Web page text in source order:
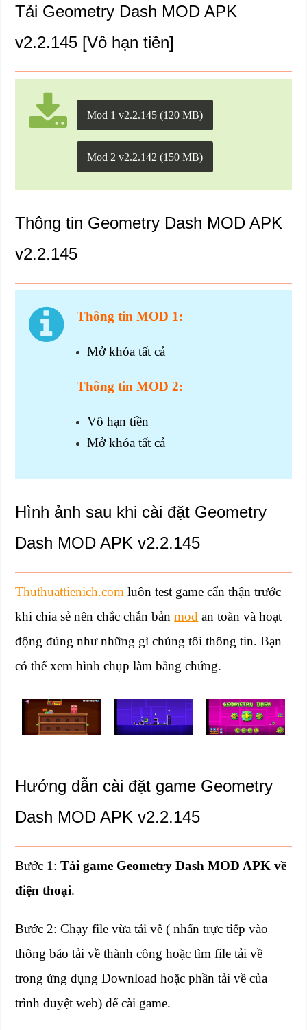
Tải Geometry Dash MOD APK
v2.2.145 [Vô hạn tiền]
Mod 1 v2.2.145 (120 MB)
Mod 2 v2.2.142 (150 MB)
Thông tin Geometry Dash MOD APK
v2.2.145
Thông tin MOD 1:
Mở khóa tất cả
Thông tin MOD 2:
Vô hạn tiền
Mở khóa tất cả
Hình ảnh sau khi cài đặt Geometry
Dash MOD APK v2.2.145
Thuthuattienich.com luôn test game cẩn thận trước
khi chia sẻ nên chắc chắn bảnmod an toàn và hoạt
động đúng như những gì chúng tôi thông tin. Bạn
có thể xem hình chụp làm bằng chứng.
Hướng dẫn cài đặt game Geometry
Dash MOD APK v2.2.145
Bước 1:Tải game Geometry Dash MOD APK về
điện thoại.
Bước 2: Chạy file vừa tải về ( nhấn trực tiếp vào
thông báo tải về thành công hoặc tìm file tải về
trong ứng dụng Download hoặc phần tải về của
trình duyệt web) để cài game.